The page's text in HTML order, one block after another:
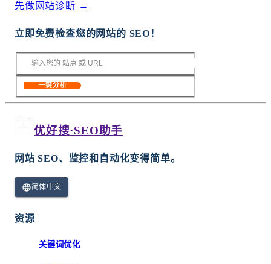
先做网站诊断 →
立即免费检查您的网站的 SEO！
一键分析
优好搜·SEO助手
网站 SEO、监控和自动化变得简单。
简体中文
资源
关键词优化